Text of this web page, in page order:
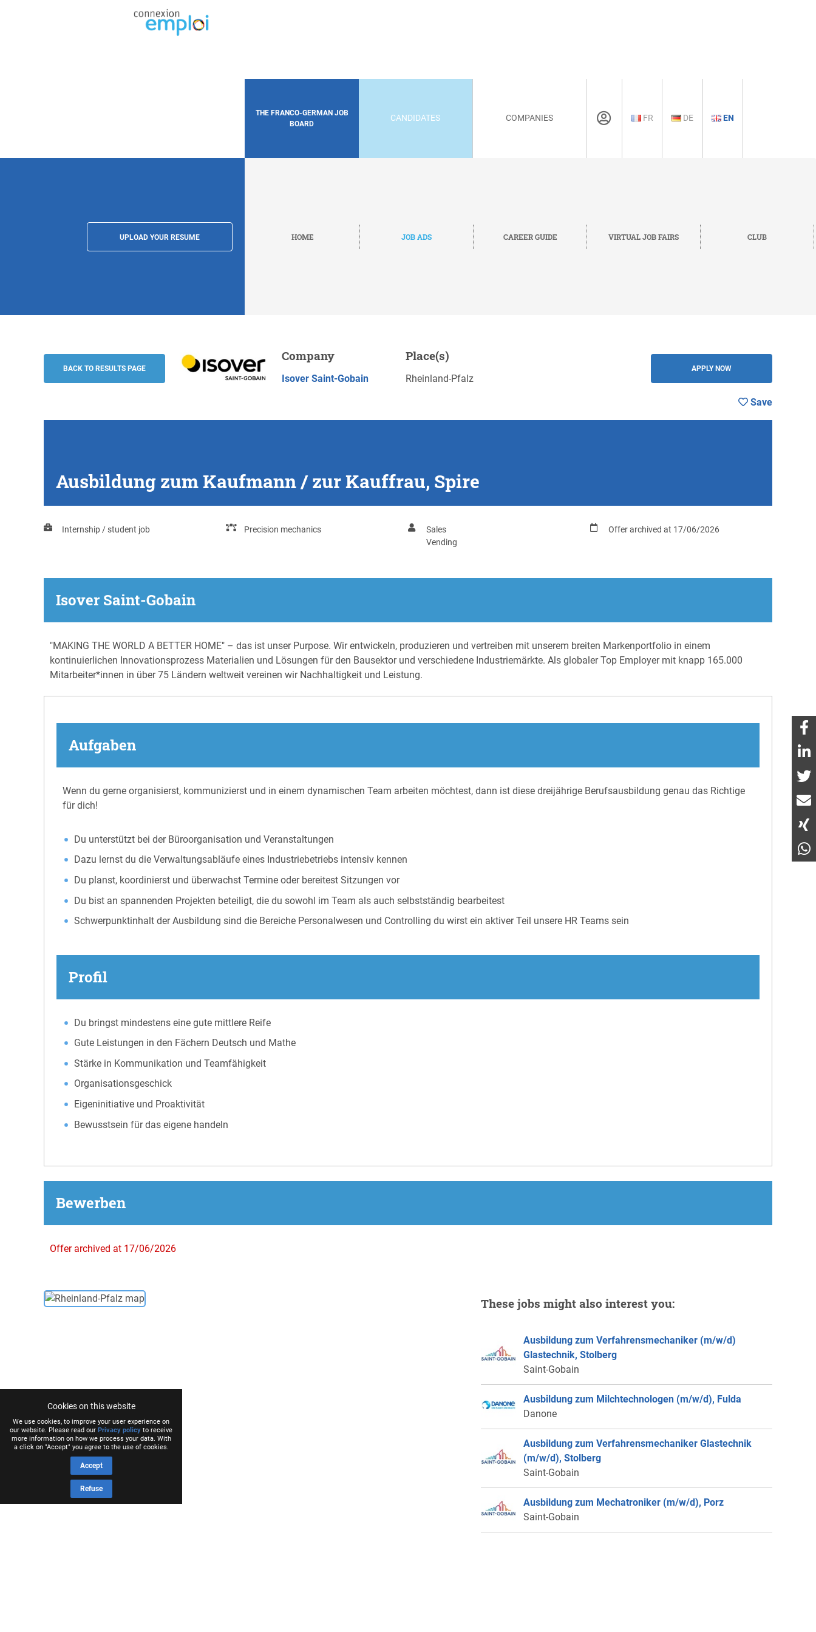
THE FRANCO-GERMAN JOB
BOARD
CANDIDATES COMPANIES FR DE EN
UPLOAD YOUR RESUME HOME JOB ADS CAREER GUIDE VIRTUAL JOB FAIRS CLUB
Isover Saint-Gobain
BACK TO RESULTS PAGE
Company
Isover Saint-Gobain
Place(s)
Rheinland-Pfalz
APPLY NOW
Save
Ausbildung zum Kaufmann / zur Kauffrau, Spire
Internship / student job Precision mechanics
Sales
Vending
Offer archived at 17/06/2026
Isover Saint-Gobain
"MAKING THE WORLD A BETTER HOME" – das ist unser Purpose. Wir entwickeln, produzieren und vertreiben mit unserem breiten Markenportfolio in einem
kontinuierlichen Innovationsprozess Materialien und Lösungen für den Bausektor und verschiedene Industriemärkte. Als globaler Top Employer mit knapp 165.000
Mitarbeiter*innen in über 75 Ländern weltweit vereinen wir Nachhaltigkeit und Leistung.
Aufgaben
Wenn du gerne organisierst, kommunizierst und in einem dynamischen Team arbeiten möchtest, dann ist diese dreijährige Berufsausbildung genau das Richtige
für dich!
Du unterstützt bei der Büroorganisation und Veranstaltungen
Dazu lernst du die Verwaltungsabläufe eines Industriebetriebs intensiv kennen
Du planst, koordinierst und überwachst Termine oder bereitest Sitzungen vor
Du bist an spannenden Projekten beteiligt, die du sowohl im Team als auch selbstständig bearbeitest
Schwerpunktinhalt der Ausbildung sind die Bereiche Personalwesen und Controlling du wirst ein aktiver Teil unsere HR Teams sein
Profil
Du bringst mindestens eine gute mittlere Reife
Gute Leistungen in den Fächern Deutsch und Mathe
Stärke in Kommunikation und Teamfähigkeit
Organisationsgeschick
Eigeninitiative und Proaktivität
Bewusstsein für das eigene handeln
Bewerben
Offer archived at 17/06/2026
These jobs might also interest you:
Ausbildung zum Verfahrensmechaniker (m/w/d)
Glastechnik, Stolberg
Saint-Gobain
Ausbildung zum Milchtechnologen (m/w/d), Fulda
Danone
Ausbildung zum Verfahrensmechaniker Glastechnik
(m/w/d), Stolberg
Saint-Gobain
Ausbildung zum Mechatroniker (m/w/d), Porz
Saint-Gobain
Cookies on this website
We use cookies, to improve your user experience on
our website. Please read our Privacy policy to receive
more information on how we process your data. With
a click on "Accept" you agree to the use of cookies.
Accept
Refuse